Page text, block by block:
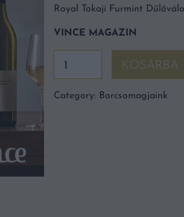
Royal Tokaji Furmint
VINCE MAGAZIN
csomag
KOSÁRBA
Category: Borcsomagjaink